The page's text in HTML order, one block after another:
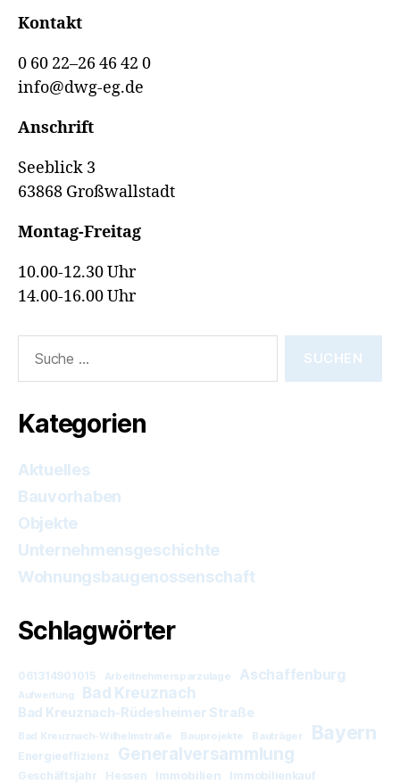
Kontakt
0 60 22–26 46 42 0
info@dwg-eg.de
Anschrift
Seeblick 3
63868 Großwallstadt
Montag-Freitag
10.00-12.30 Uhr
14.00-16.00 Uhr
nach:
Kategorien
Aktuelles
Bauvorhaben
Objekte
Unternehmensgeschichte
Wohnungsbaugenossenschaft
Schlagwörter
061314901015 Arbeitnehmersparzulage Aschaffenburg
Aufwertung Bad Kreuznach
Bad Kreuznach-Rüdesheimer Straße
Bad Kreuznach-Wilhelmstraße Bauprojekte Bauträger Bayern
Energieeffizienz Generalversammlung
Geschäftsjahr Hessen Immobilien Immobilienkauf